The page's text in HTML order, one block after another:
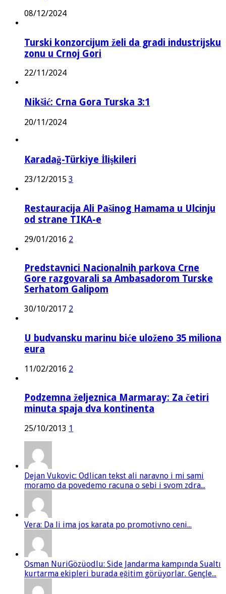
08/12/2024
Turski konzorcijum želi da gradi industrijsku
zonu u Crnoj Gori
22/11/2024
Nikšić: Crna Gora Turska 3:1
20/11/2024
Karadağ-Türkiye İlişkileri
23/12/2015 3
Restauracija Ali Pašinog Hamama u Ulcinju
od strane TIKA-e
29/01/2016 2
Predstavnici Nacionalnih parkova Crne
Gore razgovarali sa Ambasadorom Turske
Serhatom Galipom
30/10/2017 2
U budvansku marinu biće uloženo 35 miliona
eura
11/02/2016 2
Podzemna željeznica Marmaray: Za četiri
minuta spaja dva kontinenta
25/10/2013 1
Dejan Vukovic: Odlican tekst ali naravno i mi sami
moramo da povedemo racuna o sebi i svom zdra...
Vera: Da li ima jos karata po promotivno ceni...
Osman NuriGözüodlu: Side Jandarma kampında Sualtı
kurtarma ekipleri burada eğitim görüyorlar. Gençle...